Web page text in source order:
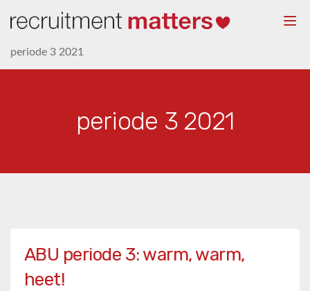
periode 3 2021
periode 3 2021
ABU periode 3: warm, warm,
heet!